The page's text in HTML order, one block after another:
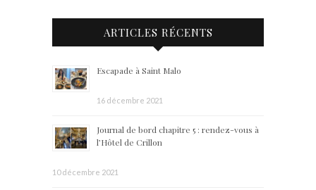
ARTICLES RÉCENTS
Escapade à Saint Malo
16 décembre 2021
Journal de bord chapitre 5 : rendez-vous à
l’Hôtel de Crillon
10 décembre 2021